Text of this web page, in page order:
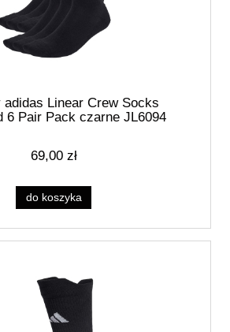
adidas Linear Crew Socks
6 Pair Pack czarne JL6094
69,00 zł
do koszyka